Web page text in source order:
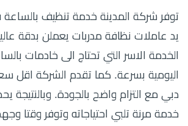
توفر شركة المدينة خدمة تنظيف
يد عاملات نظافة مدربات يعملن بدقة
الخدمة الاسر التي تحتاج الى خادمات
اليومية بسرعة. كما تقدم الشركة اقل
دبي مع التزام واضح بالجودة. وبالنتيجة
خدمة مرنة تلبي احتياجاته وتوفر وقتا